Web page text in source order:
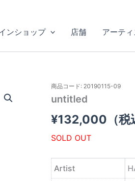
ンショップ 店舗 アーテ
商品コード: 20190115-09
untitled
¥132,000 （
SOLD OUT
Artist